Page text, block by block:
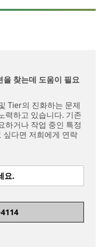
찾는데 도움이 필요
Tier의 진화하는 문제
력하고 있습니다. 기존
하거나 작업 중인 특정
싶다면 저희에게 연락
요.